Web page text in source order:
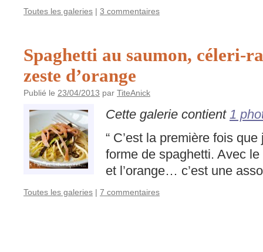
Toutes les galeries | 3 commentaires
Spaghetti au saumon, céleri-
zeste d’orange
Publié le 23/04/2013 par TiteAnick
Cette galerie contient 1
“ C’est la première fois
forme de spaghetti. Avec
et l’orange… c’est une
Toutes les galeries | 7 commentaires